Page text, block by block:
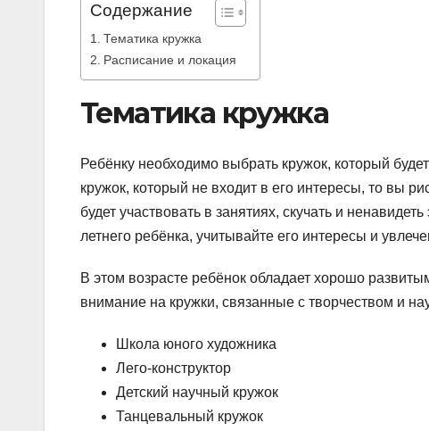
Содержание
Тематика кружка
Расписание и локация
Тематика кружка
Ребёнку необходимо выбрать кружок, который
кружок, который не входит в его интересы, то вы
будет участвовать в занятиях, скучать и
летнего ребёнка, учитывайте его интересы и
В этом возрасте ребёнок обладает хорошо
внимание на кружки, связанные с творчеством и
Школа юного художника
Лего-конструктор
Детский научный кружок
Танцевальный кружок